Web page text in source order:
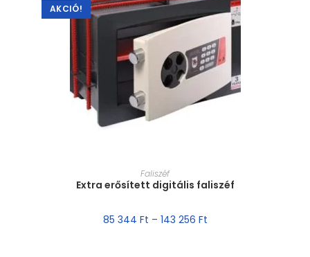
AKCIÓ!
MÉRET VÁLASZTÁSA
Faliszéf
Extra erősített digitális faliszéf
85 344 Ft – 143 256 Ft